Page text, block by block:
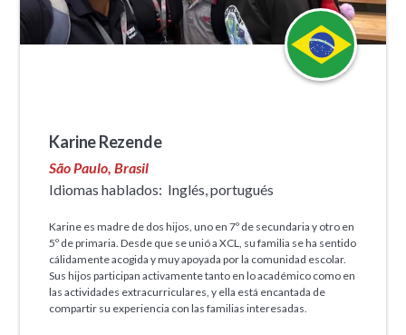
Karine Rezende
São Paulo, Brasil
Idiomas hablados: Inglés, portugués
Karine es madre de dos hijos, uno en 7º de secundaria y otro en
5º de primaria. Desde que se unió a XCL, su familia se ha sentido
cálidamente acogida y muy apoyada por la comunidad escolar.
Sus hijos participan activamente tanto en lo académico como en
las actividades extracurriculares, y ella está encantada de
compartir su experiencia con las familias interesadas.